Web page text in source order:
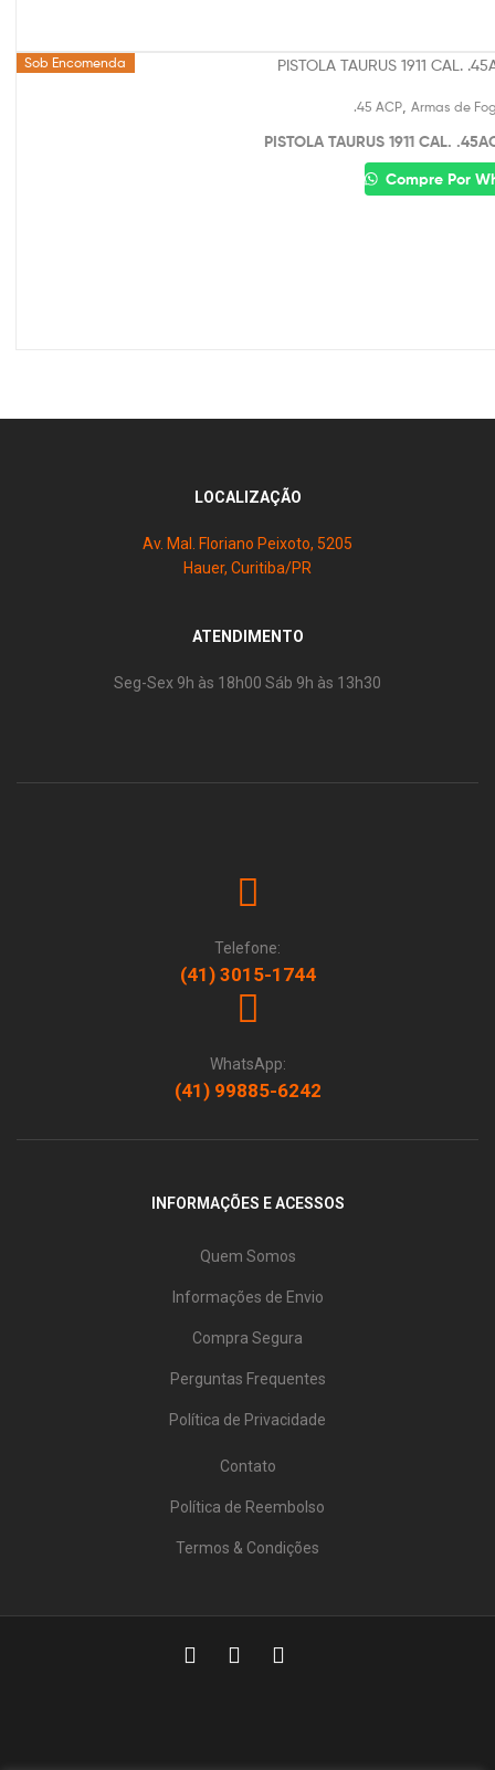
Sob Encomenda
.45 ACP Armas de
PISTOLA TAURUS 1911 CAL.
Compre Por
LOCALIZAÇÃO
Av. Mal. Floriano Peixoto, 5205
Hauer, Curitiba/PR
ATENDIMENTO
Seg-Sex 9h às 18h00 Sáb 9h às 13h30
Telefone:
(41) 3015-1744
WhatsApp:
(41) 99885-6242
INFORMAÇÕES E ACESSOS
Quem Somos
Informações de Envio
Compra Segura
Perguntas Frequentes
Política de Privacidade
Contato
Política de Reembolso
Termos & Condições